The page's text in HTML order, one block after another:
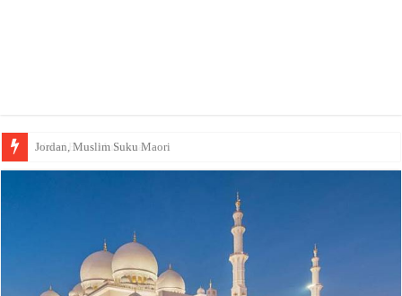
Jordan, Muslim Suku Maori
Wakaf Emas Muktamar